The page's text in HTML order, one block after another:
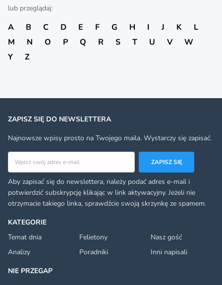
lub przeglądaj:
A B C D E F G H I J K
L
M
N O P Q R S T U V
W
Y
Z
KATEGORIE
Temat dnia
Felietony
Nasz gość
Analizy
Poradniki
Inni napisali
NIE PRZEGAP
ZAPISZ SIĘ DO NEWSLETTERA
Najnowsze wpisy prosto na Twojego maila. Wystarczy się zapisać.
Adres email
ZAPISZ SIĘ
Aby zapisać się do newslettera, należy podać adres e-mail i
potwierdzić subskrypcję klikając w link aktywacyjny. Jeżeli nie
otrzymacie takiego linka, sprawdźcie swoją skrzynkę ze spamem.